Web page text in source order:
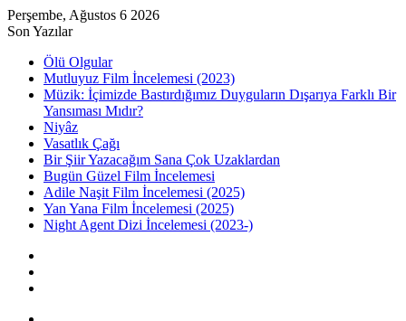
Perşembe, Ağustos 6 2026
Son Yazılar
Ölü Olgular
Mutluyuz Film İncelemesi (2023)
Müzik: İçimizde Bastırdığımız Duyguların Dışarıya Farklı Bir
Yansıması Mıdır?
Niyâz
Vasatlık Çağı
Bir Şiir Yazacağım Sana Çok Uzaklardan
Bugün Güzel Film İncelemesi
Adile Naşit Film İncelemesi (2025)
Yan Yana Film İncelemesi (2025)
Night Agent Dizi İncelemesi (2023-)